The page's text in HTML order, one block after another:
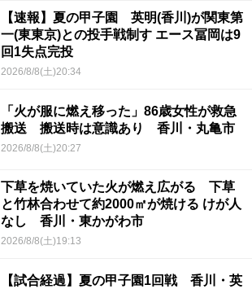
【速報】夏の甲子園 英明(香川)が関東第
一(東東京)との投手戦制す エース冨岡は9
回1失点完投
2026/8/8(土)20:34
「火が服に燃え移った」86歳女性が救急
搬送 搬送時は意識あり 香川・丸亀市
2026/8/8(土)20:27
下草を焼いていた火が燃え広がる 下草
と竹林合わせて約2000㎡が焼ける けが人
なし 香川・東かがわ市
2026/8/8(土)19:13
【試合経過】夏の甲子園1回戦 香川・英